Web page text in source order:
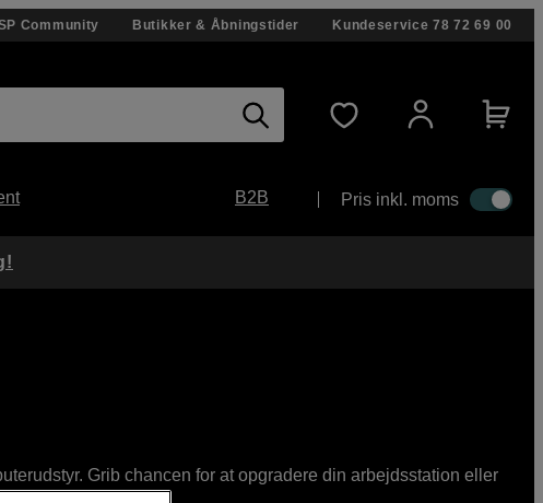
Community Butikker & Åbningstider Kundeservice 78 72 69 00
B2B Pris inkl. moms
Grib chancen for at opgradere din arbejdsstation eller